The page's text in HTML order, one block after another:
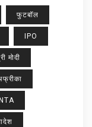
फुटबॉल
IPO
मोदी
NTA